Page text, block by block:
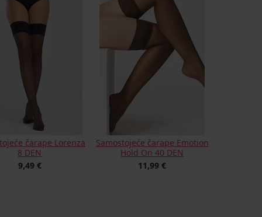
čarape Lorenza
8 DEN
9,49 €
Samostojeće čarape Emotion
Hold On 40 DEN
11,99 €